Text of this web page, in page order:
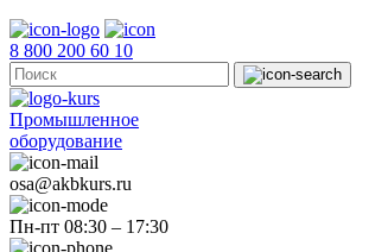
8 800 200 60 10
Промышленное
оборудование
osa@akbkurs.ru
Пн-пт 08:30 – 17:30